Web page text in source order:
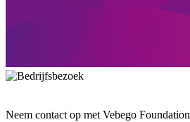
Neem contact op met Vebego Foundation